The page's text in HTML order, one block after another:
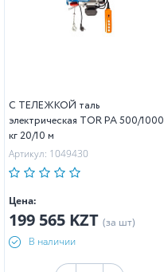
С ТЕЛЕЖКОЙ таль
электрическая TOR PA 500/1000
кг 20/10 м
Артикул: 1049430
Цена:
199 565 KZT (за шт)
В наличии